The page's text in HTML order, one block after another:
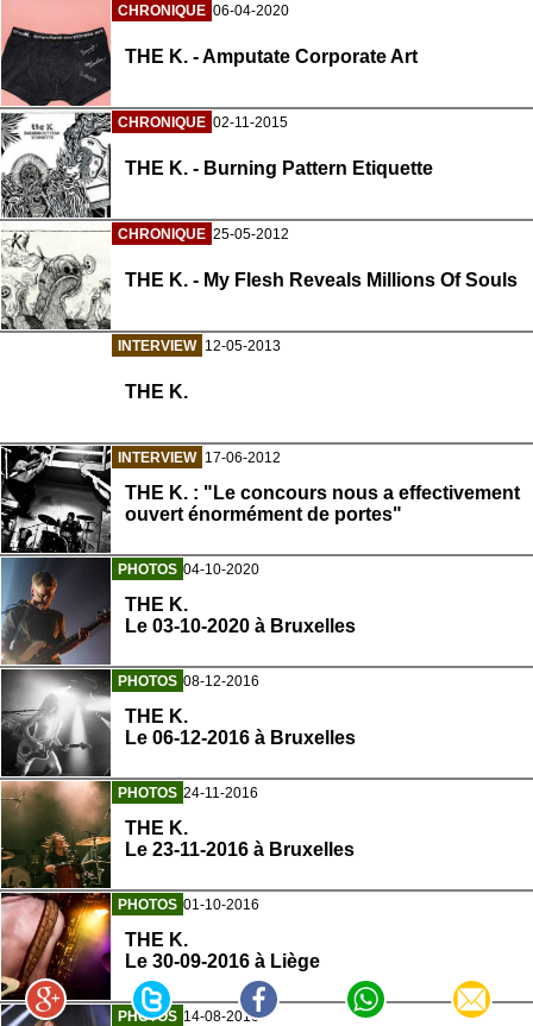
CHRONIQUE 06-04-2020
THE K. - Amputate Corporate Art
CHRONIQUE 02-11-2015
THE K. - Burning Pattern Etiquette
CHRONIQUE 25-05-2012
THE K. - My Flesh Reveals Millions Of Souls
INTERVIEW 12-05-2013
THE K.
INTERVIEW 17-06-2012
THE K. : "Le concours nous a effectivement
ouvert énormément de portes"
PHOTOS 04-10-2020
THE K.
Le 03-10-2020 à Bruxelles
PHOTOS 08-12-2016
THE K.
Le 06-12-2016 à Bruxelles
PHOTOS 24-11-2016
THE K.
Le 23-11-2016 à Bruxelles
PHOTOS 01-10-2016
THE K.
Le 30-09-2016 à Liège
PHOTOS 14-08-2016